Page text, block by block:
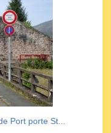
Port porte St...